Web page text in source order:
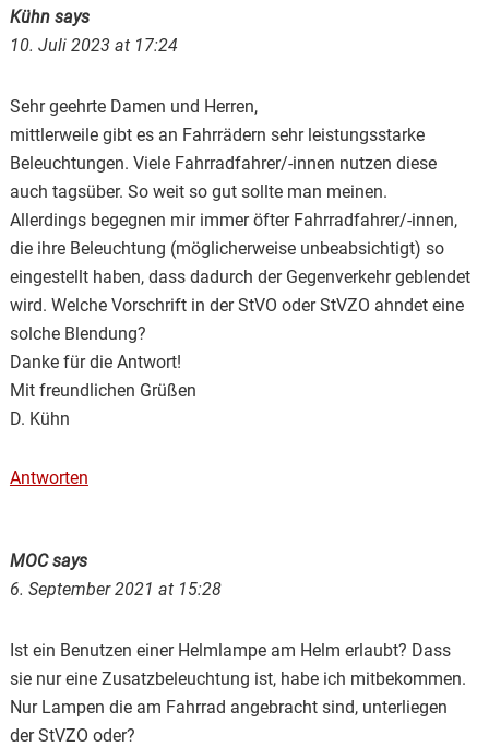
Kühn says
10. Juli 2023 at 17:24
Sehr geehrte Damen und Herren,
mittlerweile gibt es an Fahrrädern sehr leistungsstarke
Beleuchtungen. Viele Fahrradfahrer/-innen nutzen diese
auch tagsüber. So weit so gut sollte man meinen.
Allerdings begegnen mir immer öfter Fahrradfahrer/-innen,
die ihre Beleuchtung (möglicherweise unbeabsichtigt) so
eingestellt haben, dass dadurch der Gegenverkehr geblendet
wird. Welche Vorschrift in der StVO oder StVZO ahndet eine
solche Blendung?
Danke für die Antwort!
Mit freundlichen Grüßen
D. Kühn
Antworten
MOCsays
6. September 2021 at 15:28
Ist ein Benutzen einer Helmlampe am Helm erlaubt? Dass
sie nur eine Zusatzbeleuchtung ist, habe ich mitbekommen.
Nur Lampen die am Fahrrad angebracht sind, unterliegen
der StVZO oder?